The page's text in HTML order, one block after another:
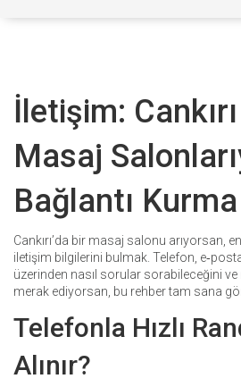
İletişim:
Masaj
Bağlantı
Cankırı’da bir masaj salonu arıyorsan,
iletişim bilgilerini bulmak. Telefon,
üzerinden nasıl sorular sorabileceğini
merak ediyorsan, bu rehber tam sana
Telefonla Hızlı
Alınır?